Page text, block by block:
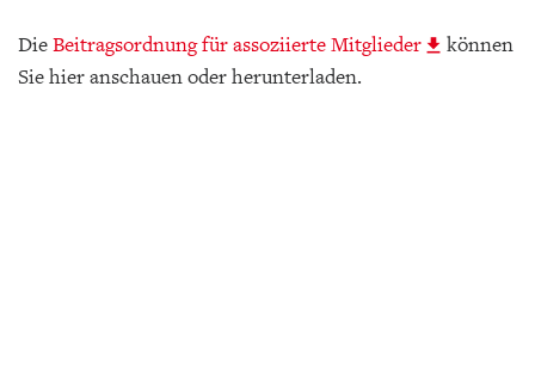
DieBeitragsordnung für assoziierte Mitglieder
können
Sie hier anschauen oder herunterladen.